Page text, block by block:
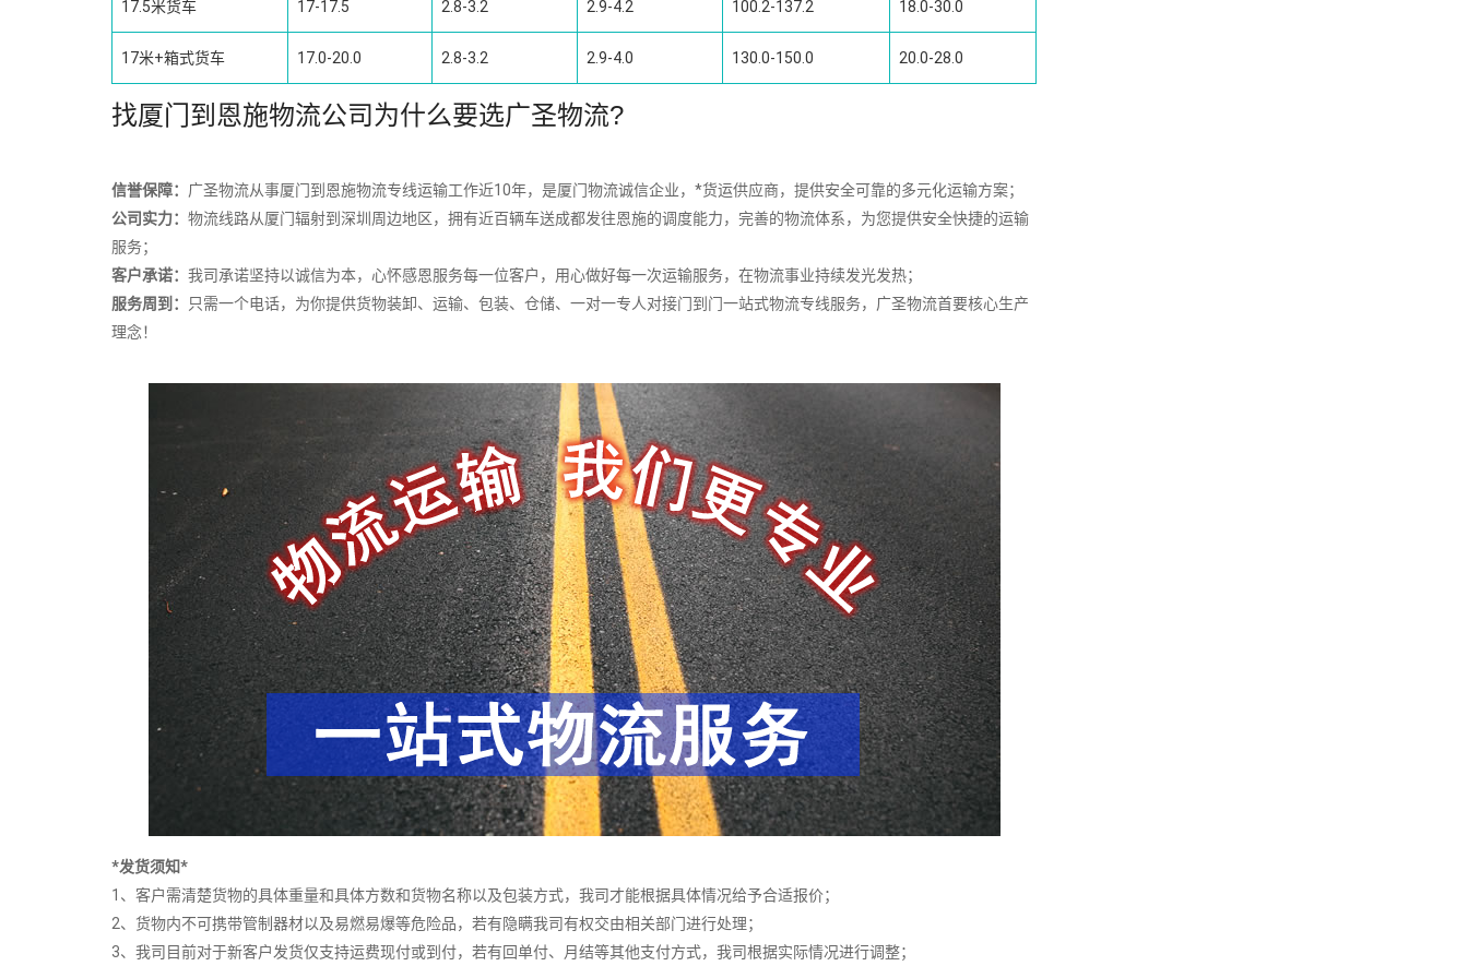
17.5米货车 17-17.5 2.8-3.2 2.9-4.2 100.2-137.2 18.0-30.0
17米+箱式货车 17.0-20.0 2.8-3.2 2.9-4.0 130.0-150.0 20.0-28.0
找厦门到恩施物流公司为什么要选广圣物流?
信誉保障： 广圣物流从事厦门到恩施物流专线运输工作近10年，是厦门物流诚信企业，*货运供应商，提供安全可靠的多元化运输方案；
公司实力： 物流线路从厦门辐射到深圳周边地区，拥有近百辆车送成都发往恩施的调度能力，完善的物流体系，为您提供安全快捷的运输
服务；
客户承诺： 我司承诺坚持以诚信为本，心怀感恩服务每一位客户，用心做好每一次运输服务，在物流事业持续发光发热；
服务周到：
只需一个电话，为你提供货物装卸、运输、包装、仓储、一对一专人对接门到门一站式物流专线服务，广圣物流首要核心生产
理念！
*发货须知*
1、客户需清楚货物的具体重量和具体方数和货物名称以及包装方式，我司才能根据具体情况给予合适报价；
2、货物内不可携带管制器材以及易燃易爆等危险品，若有隐瞒我司有权交由相关部门进行处理；
3、我司目前对于新客户发货仅支持运费现付或到付，若有回单付、月结等其他支付方式，我司根据实际情况进行调整；